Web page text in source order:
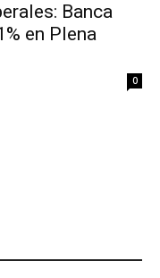
Banca
en Plena
0